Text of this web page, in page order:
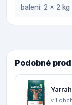
balení: 2 x 2 kg
Podobné
v 1